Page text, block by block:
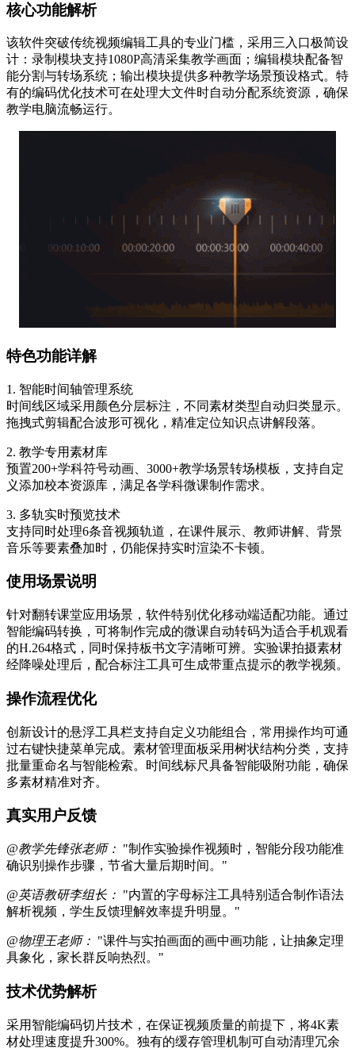
核心功能解析
该软件突破传统视频编辑工具的专业门槛，采用三入口极简设
计：录制模块支持1080P高清采集教学画面；编辑模块配备智
能分割与转场系统；输出模块提供多种教学场景预设格式。特
有的编码优化技术可在处理大文件时自动分配系统资源，确保
教学电脑流畅运行。
特色功能详解
1. 智能时间轴管理系统
时间线区域采用颜色分层标注，不同素材类型自动归类显示。
拖拽式剪辑配合波形可视化，精准定位知识点讲解段落。
2. 教学专用素材库
预置200+学科符号动画、3000+教学场景转场模板，支持自定
义添加校本资源库，满足各学科微课制作需求。
3. 多轨实时预览技术
支持同时处理6条音视频轨道，在课件展示、教师讲解、背景
音乐等要素叠加时，仍能保持实时渲染不卡顿。
使用场景说明
针对翻转课堂应用场景，软件特别优化移动端适配功能。通过
智能编码转换，可将制作完成的微课自动转码为适合手机观看
的H.264格式，同时保持板书文字清晰可辨。实验课拍摄素材
经降噪处理后，配合标注工具可生成带重点提示的教学视频。
操作流程优化
创新设计的悬浮工具栏支持自定义功能组合，常用操作均可通
过右键快捷菜单完成。素材管理面板采用树状结构分类，支持
批量重命名与智能检索。时间线标尺具备智能吸附功能，确保
多素材精准对齐。
真实用户反馈
@教学先锋张老师： "制作实验操作视频时，智能分段功能准
确识别操作步骤，节省大量后期时间。"
@英语教研李组长： "内置的字母标注工具特别适合制作语法
解析视频，学生反馈理解效率提升明显。"
@物理王老师： "课件与实拍画面的画中画功能，让抽象定理
具象化，家长群反响热烈。"
技术优势解析
采用智能编码切片技术，在保证视频质量的前提下，将4K素
材处理速度提升300%。独有的缓存管理机制可自动清理冗余